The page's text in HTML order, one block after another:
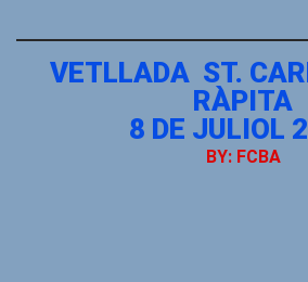
VETLLADA ST.
RÀPITA
8 DE JULIOL
BY: FCBA